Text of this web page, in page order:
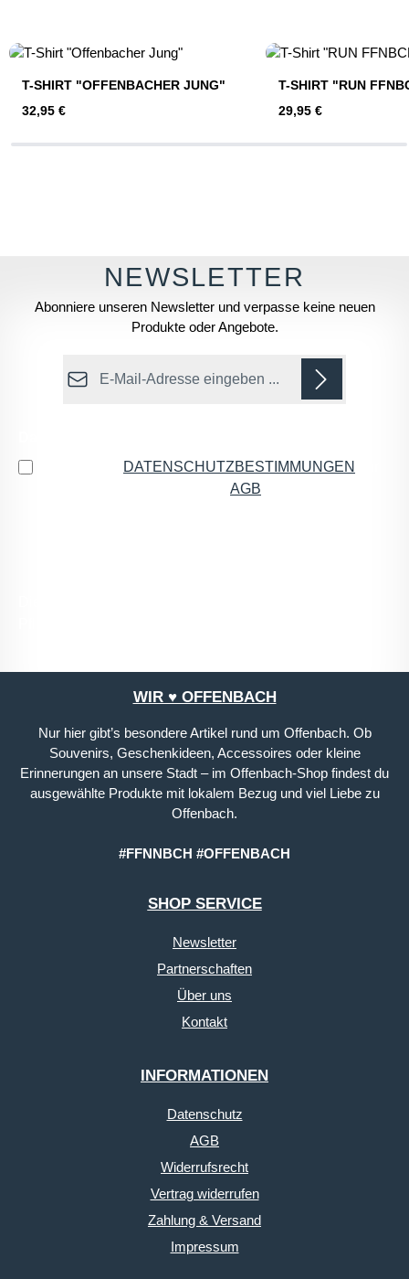
T-SHIRT "OFFENBACHER JUNG"
Regulärer Preis:
32,95 €
T-SHIRT "RUN
Regulärer Preis:
29,95 €
Abonniere unseren Newsletter und verpasse keine neuen
Produkte oder Angebote.
E-Mail-Adresse*
DATENSCHUTZBESTIMMUNGEN
AGB
WIR ♥ OFFENBACH
Nur hier gibt’s besondere Artikel rund um Offenbach. Ob
Souvenirs, Geschenkideen, Accessoires oder kleine
Erinnerungen an unsere Stadt – im Offenbach-Shop findest du
ausgewählte Produkte mit lokalem Bezug und viel Liebe zu
Offenbach.
#FFNNBCH #OFFENBACH
SHOP SERVICE
Newsletter
Partnerschaften
Über uns
Kontakt
INFORMATIONEN
Datenschutz
AGB
Widerrufsrecht
Vertrag widerrufen
Zahlung & Versand
Impressum